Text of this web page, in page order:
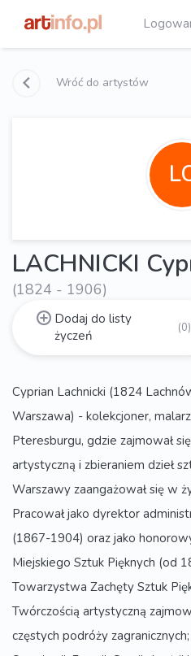
Wróć do artystów
LACHNICKI
(1824 - 1906)
Dodaj do listy
życzeń
(0)
Cyprian Lachnicki (1824
Warszawa) - kolekcjoner,
Pteresburgu, gdzie zajmował
artystyczną i zbieraniem dzieł
Warszawy zaangażował się w
Pracował jako dyrektor
(1867-1904) oraz jako
Miejskiego Sztuk Pięknych (od
Towarzystwa Zachęty Sztuk
Twórczością artystyczną
częstych podróży